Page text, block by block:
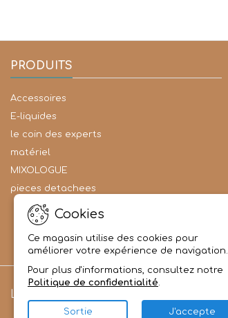
PRODUITS
Accessoires
E-liquides
le coin des experts
matériel
MIXOLOGUE
pieces detachees
Cookies
Ce magasin utilise des cookies pour
améliorer votre expérience de navigation.
Pour plus d'informations, consultez notre
Politique de confidentialité.
Sortie J'accepte